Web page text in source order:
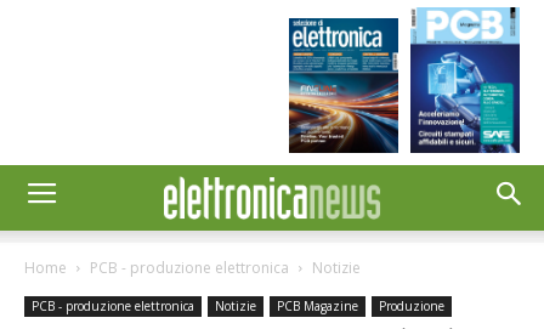
Home PCB - produzione elettronica Notizie
PCB - produzione elettronica Notizie PCB Magazine Produzione